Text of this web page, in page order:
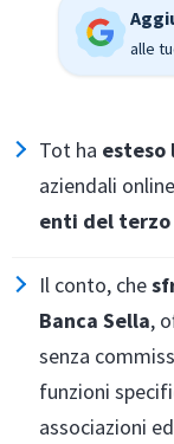
alle
Tot ha esteso
aziendali
enti del
Il conto, che
Banca Sella,
senza
funzioni
associazioni